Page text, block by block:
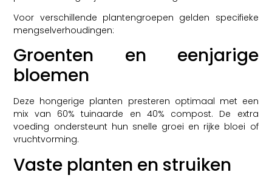
Voor verschillende plantengroepen gelden specifieke
mengselverhoudingen:
Groenten en eenjarige
bloemen
Deze hongerige planten presteren optimaal met een
mix van 60% tuinaarde en 40% compost. De extra
voeding ondersteunt hun snelle groei en rijke bloei of
vruchtvorming.
Vaste planten en struiken